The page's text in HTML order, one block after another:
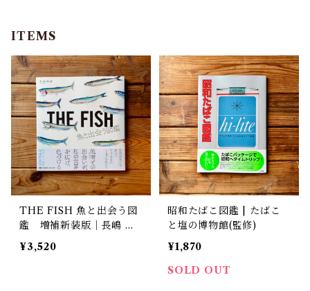
ITEMS
THE FISH 魚と出会う図
鑑 増補新装版｜長嶋 祐
成
¥3,520
昭和たばこ図鑑 | たばこ
と塩の博物館(監修)
¥1,870
SOLD OUT